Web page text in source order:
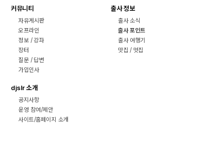
커뮤니티
자유게시판
오프라인
정보 / 강좌
장터
질문 / 답변
가입인사
출사 정보
출사 소식
출사 포인트
출사 여행기
맛집 / 멋집
djslr 소개
공지사항
운영 참여/제안
사이트/홈페이지 소개